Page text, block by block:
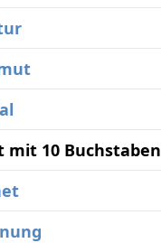
mit 10 Buchstaben